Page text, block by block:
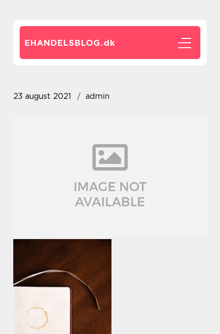
EHANDELSBLOG.dk
23 august 2021 admin